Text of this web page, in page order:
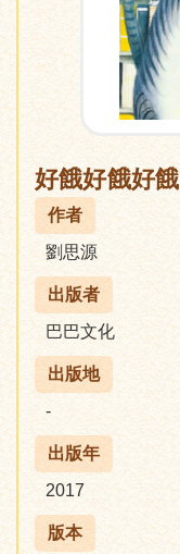
好餓好餓好餓
作者
劉思源
出版者
巴巴文化
出版地
-
出版年
2017
版本